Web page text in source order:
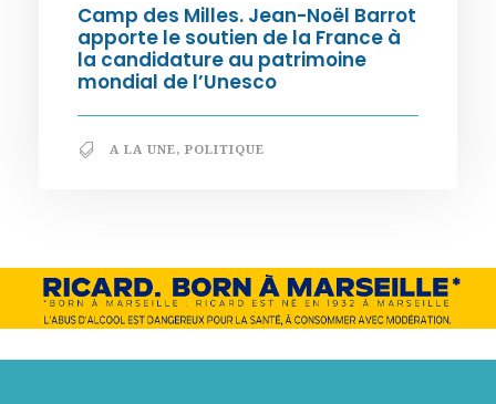
Camp des Milles. Jean-Noël Barrot
apporte le soutien de la France à
la candidature au patrimoine
mondial de l’Unesco
A LA UNE, POLITIQUE